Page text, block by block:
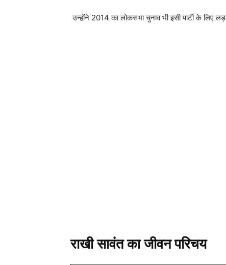
उन्होंने 2014 का लोकसभा चुनाव भी इसी पार्टी के लिए
राखी सावंत का जीवन परिचय